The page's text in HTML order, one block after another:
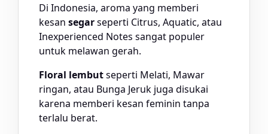
Di Indonesia, aroma yang memberi
kesan segarseperti Citrus, Aquatic, atau
Inexperienced Notes sangat populer
untuk melawan gerah.
Floral lembutseperti Melati, Mawar
ringan, atau Bunga Jeruk juga disukai
karena memberi kesan feminin tanpa
terlalu berat.